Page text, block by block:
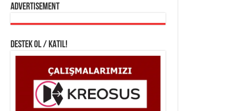
Advertisement
DESTEK OL / KATIL!